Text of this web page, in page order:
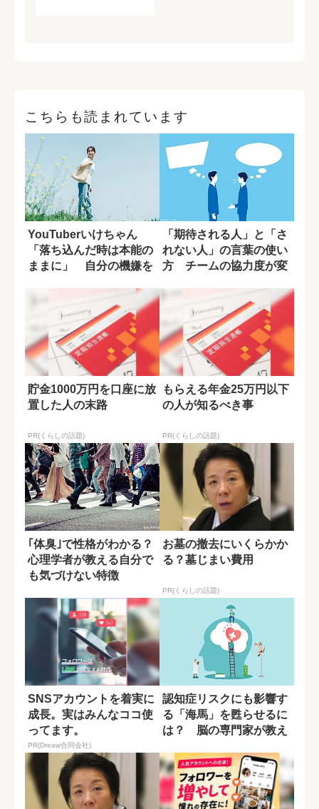
こちらも読まれています
YouTuberいけちゃん
「落ち込んだ時は本能の
ままに」 自分の機嫌を
「期待される人」と「さ
れない人」の言葉の使い
方 チームの協力度が変
貯金1000万円を口座に放
置した人の末路
PR(くらしの話題)
もらえる年金25万円以下
の人が知るべき事
PR(くらしの話題)
｢体臭｣で性格がわかる？
心理学者が教える自分で
も気づけない特徴
お墓の撤去にいくらかか
る？墓じまい費用
PR(くらしの話題)
SNSアカウントを着実に
成長。実はみんなココ使
ってます。
PR(Dreaw合同会社)
認知症リスクにも影響す
る「海馬」を甦らせるに
は？ 脳の専門家が教え